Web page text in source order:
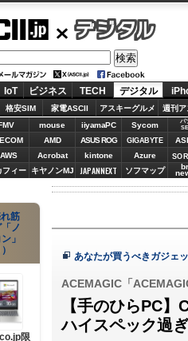
デジタル
IoT ビジネス TECH デジタル
格安SIM 家電ASCII アスキーグルメ 週刊ア
mouse iiyamaPC Sycom
パ
AMD ASUS ROG GIGABYTE
Acrobat kintone Azure
フィー キヤノンMJ JAPANNEXT ソフマップ
あなたが買うべきガジェ
ACEMAGIC「
【手のひらPC
ハイスペック過
筋
ノ
」
限